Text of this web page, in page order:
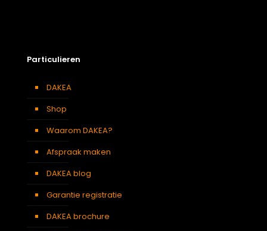
Particulieren
DAKEA
Shop
Waarom DAKEA?
Afspraak maken
DAKEA blog
Garantie registratie
DAKEA brochure